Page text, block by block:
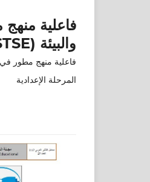
فاعلية
والبيئة (STSE) في تنمية بعض مهارات التفكير الجغرافي لطلاب المرحلة الإعدادية
المرحلة الإعدادية